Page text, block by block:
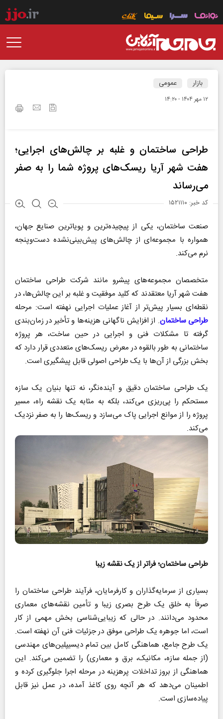
بازار عمومی
۱۲ مهر ۱۴۰۴ - ۱۴:۲۰
طراحی ساختمان و غلبه بر چالش‌های اجرایی؛
هفت شهر آریا ریسک‌های پروژه شما را به صفر
می‌رساند
کد خبر: ۱۵۲۱۱۱۰
صنعت ساختمان، یکی از پیچیده‌ترین و پویاترین صنایع جهان،
همواره با مجموعه‌ای از چالش‌های پیش‌بینی‌نشده دست‌وپنجه
نرم می‌کند.
متخصصان مجموعه‌های پیشرو مانند شرکت طراحی ساختمان
هفت شهر آریا معتقدند که کلید موفقیت و غلبه بر این چالش‌ها، در
نقطه‌ای بسیار پیش‌تر از آغاز عملیات اجرایی نهفته است: مرحله
طراحی ساختمان. از افزایش ناگهانی هزینه‌ها و تأخیر در زمان‌بندی
گرفته تا مشکلات فنی و اجرایی در حین ساخت، هر پروژه
ساختمانی به طور بالقوه در معرض ریسک‌های متعددی قرار دارد که
بخش بزرگی از آن‌ها با یک طراحی اصولی قابل پیشگیری است.
یک طراحی ساختمان دقیق و آینده‌نگر، نه تنها بنیان یک سازه
مستحکم را پی‌ریزی می‌کند، بلکه به مثابه یک نقشه راه، مسیر
پروژه را از موانع اجرایی پاک می‌سازد و ریسک‌ها را به صفر نزدیک
می‌کند.
طراحی ساختمان؛ فراتر از یک نقشه زیبا
بسیاری از سرمایه‌گذاران و کارفرمایان، فرآیند طراحی ساختمان را
صرفاً به خلق یک طرح بصری زیبا و تأمین نقشه‌های معماری
محدود می‌دانند. در حالی که زیبایی‌شناسی بخش مهمی از کار
است، اما جوهره یک طراحی موفق در جزئیات فنی آن نهفته است.
یک طرح جامع، هماهنگی کامل بین تمام دیسیپلین‌های مهندسی
(از جمله سازه، مکانیک، برق و معماری) را تضمین می‌کند. این
هماهنگی از بروز تداخلات پرهزینه در مرحله اجرا جلوگیری کرده و
اطمینان می‌دهد که هر آنچه روی کاغذ آمده، در عمل نیز قابل
پیاده‌سازی است.